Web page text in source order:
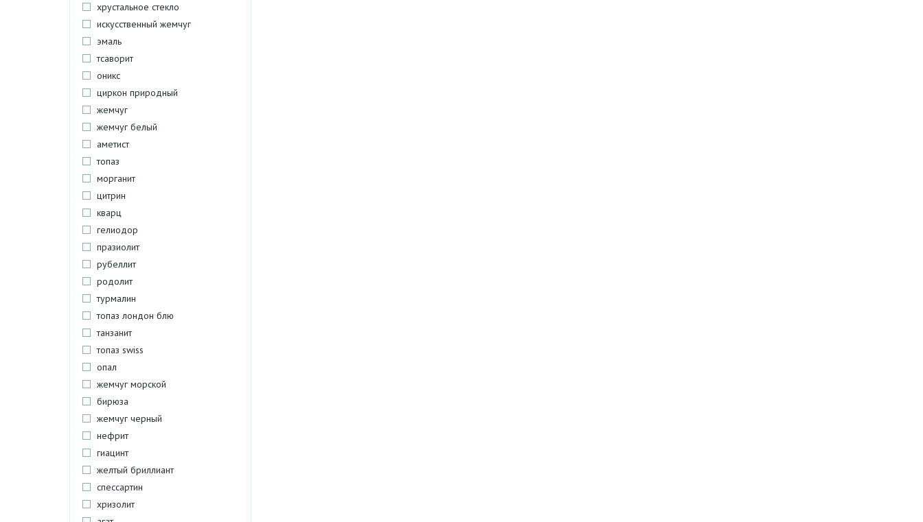
хрустальное стекло
искусственный жемчуг
эмаль
тсаворит
оникс
циркон природный
жемчуг
жемчуг белый
аметист
топаз
морганит
цитрин
кварц
гелиодор
празиолит
рубеллит
родолит
турмалин
топаз лондон блю
танзанит
топаз swiss
опал
жемчуг морской
бирюза
жемчуг черный
нефрит
гиацинт
желтый бриллиант
спессартин
хризолит